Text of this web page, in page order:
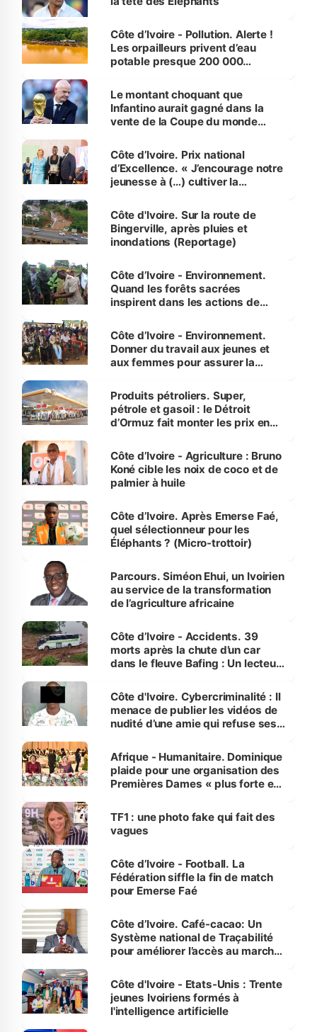
Côte d’Ivoire - Pollution. Alerte !
Les orpailleurs privent d’eau
potable presque 200 000
Le montant choquant que
Infantino aurait gagné dans la
vente de la Coupe du monde
Côte d’Ivoire. Prix national
d’Excellence. « J’encourage notre
jeunesse à (…) cultiver la
(Alassane Ouattara
Côte d'Ivoire. Sur la route de
Bingerville, après pluies et
inondations (Reportage)
Côte d’Ivoire - Environnement.
Quand les forêts sacrées
inspirent dans les actions de
Côte d’Ivoire - Environnement.
Donner du travail aux jeunes et
aux femmes pour assurer la
menacées
Produits pétroliers. Super,
pétrole et gasoil : le Détroit
d’Ormuz fait monter les prix en
Côte d’Ivoire - Agriculture : Bruno
Koné cible les noix de coco et de
palmier à huile
Côte d’Ivoire. Après Emerse Faé,
quel sélectionneur pour les
Éléphants ? (Micro-trottoir)
Parcours. Siméon Ehui, un Ivoirien
au service de la transformation
de l’agriculture africaine
Côte d’Ivoire - Accidents. 39
morts après la chute d’un car
dans le fleuve Bafing : Un lecteur
des Transports
Côte d'Ivoire. Cybercriminalité : Il
menace de publier les vidéos de
nudité d’une amie qui refuse ses
Afrique - Humanitaire. Dominique
plaide pour une organisation des
Premières Dames « plus forte et
sur la scène internationale »
TF1 : une photo fake qui fait des
vagues
Côte d’Ivoire - Football. La
Fédération siffle la fin de match
pour Emerse Faé
Côte d’Ivoire. Café-cacao: Un
Système national de Traçabilité
pour améliorer l’accès au marché
Côte d'Ivoire - Etats-Unis : Trente
jeunes Ivoiriens formés à
l'intelligence artificielle